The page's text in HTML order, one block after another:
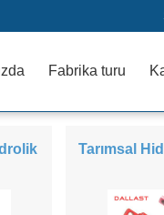
Fabrika turu
Tarımsal